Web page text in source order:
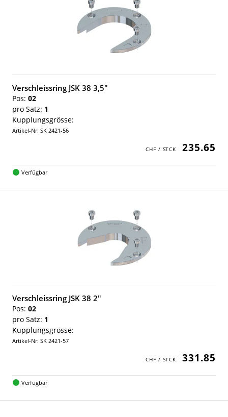
Verschleissring JSK 38 3,5"
Pos: 02
pro Satz: 1
Kupplungsgrösse:
Artikel-Nr: SK 2421-56
235.65
Verfügbar
Verschleissring JSK 38 2"
Pos: 02
pro Satz: 1
Kupplungsgrösse:
Artikel-Nr: SK 2421-57
331.85
Verfügbar